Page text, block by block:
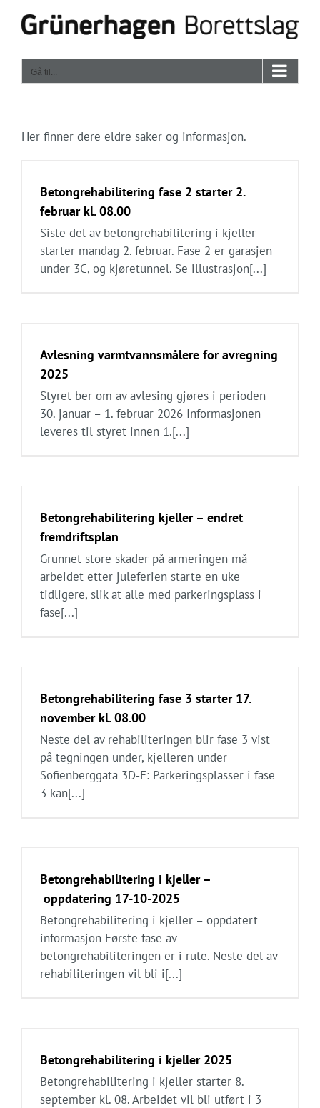
Gå til...
Her finner dere eldre saker og informasjon.
Betongrehabilitering fase 2 starter 2.
februar kl. 08.00
Siste del av betongrehabilitering i kjeller
starter mandag 2. februar. Fase 2 er garasjen
under 3C, og kjøretunnel. Se illustrasjon[...]
Avlesning varmtvannsmålere for avregning
2025
Styret ber om av avlesing gjøres i perioden
30. januar – 1. februar 2026 Informasjonen
leveres til styret innen 1.[...]
Betongrehabilitering kjeller – endret
fremdriftsplan
Grunnet store skader på armeringen må
arbeidet etter juleferien starte en uke
tidligere, slik at alle med parkeringsplass i
fase[...]
Betongrehabilitering fase 3 starter 17.
november kl. 08.00
Neste del av rehabiliteringen blir fase 3 vist
på tegningen under, kjelleren under
Sofienberggata 3D-E: Parkeringsplasser i fase
3 kan[...]
Betongrehabilitering i kjeller –
oppdatering 17-10-2025
Betongrehabilitering i kjeller – oppdatert
informasjon Første fase av
betongrehabiliteringen er i rute. Neste del av
rehabiliteringen vil bli i[...]
Betongrehabilitering i kjeller 2025
Betongrehabilitering i kjeller starter 8.
september kl. 08. Arbeidet vil bli utført i 3